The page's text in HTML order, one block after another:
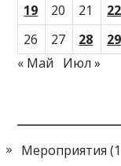
19
20 21 22
26
27 28 29
« Май
Июл »
Мероприятия